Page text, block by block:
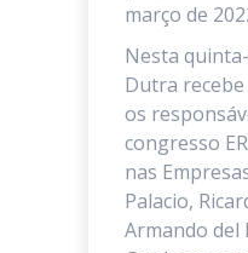
março de
Nesta
Dutra recebe
os
congresso
nas
Palacio,
Armando del